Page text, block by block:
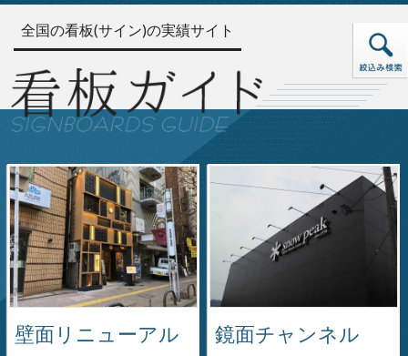
全国の看板(サイン)の実績サイト
壁面リニューアル 鏡面チャンネル